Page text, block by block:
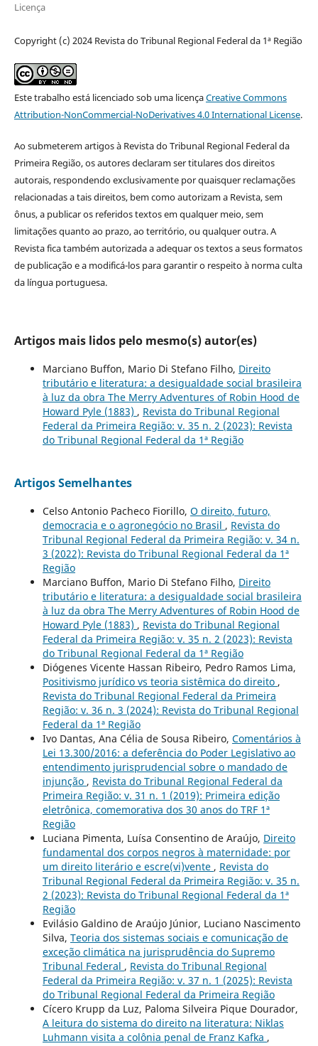
Licença
Copyright (c) 2024 Revista do Tribunal Regional Federal da 1ª Região
Este trabalho está licenciado sob uma licençaCreative Commons
Attribution-NonCommercial-NoDerivatives 4.0 International License.
Ao submeterem artigos à Revista do Tribunal Regional Federal da
Primeira Região, os autores declaram ser titulares dos direitos
autorais, respondendo exclusivamente por quaisquer reclamações
relacionadas a tais direitos, bem como autorizam a Revista, sem
ônus, a publicar os referidos textos em qualquer meio, sem
limitações quanto ao prazo, ao território, ou qualquer outra. A
Revista fica também autorizada a adequar os textos a seus formatos
de publicação e a modificá-los para garantir o respeito à norma culta
da língua portuguesa.
Artigos mais lidos pelo mesmo(s) autor(es)
Marciano Buffon, Mario Di Stefano Filho, Direito
tributário e literatura: a desigualdade social brasileira
à luz da obra The Merry Adventures of Robin Hood de
Howard Pyle (1883) , Revista do Tribunal Regional
Federal da Primeira Região: v. 35 n. 2 (2023): Revista
do Tribunal Regional Federal da 1ª Região
Artigos Semelhantes
Celso Antonio Pacheco Fiorillo, O direito, futuro,
democracia e o agronegócio no Brasil , Revista do
Tribunal Regional Federal da Primeira Região: v. 34 n.
3 (2022): Revista do Tribunal Regional Federal da 1ª
Região
Marciano Buffon, Mario Di Stefano Filho, Direito
tributário e literatura: a desigualdade social brasileira
à luz da obra The Merry Adventures of Robin Hood de
Howard Pyle (1883) , Revista do Tribunal Regional
Federal da Primeira Região: v. 35 n. 2 (2023): Revista
do Tribunal Regional Federal da 1ª Região
Diógenes Vicente Hassan Ribeiro, Pedro Ramos Lima,
Positivismo jurídico vs teoria sistêmica do direito ,
Revista do Tribunal Regional Federal da Primeira
Região: v. 36 n. 3 (2024): Revista do Tribunal Regional
Federal da 1ª Região
Ivo Dantas, Ana Célia de Sousa Ribeiro, Comentários à
Lei 13.300/2016: a deferência do Poder Legislativo ao
entendimento jurisprudencial sobre o mandado de
injunção , Revista do Tribunal Regional Federal da
Primeira Região: v. 31 n. 1 (2019): Primeira edição
eletrônica, comemorativa dos 30 anos do TRF 1ª
Região
Luciana Pimenta, Luísa Consentino de Araújo, Direito
fundamental dos corpos negros à maternidade: por
um direito literário e escre(vi)vente , Revista do
Tribunal Regional Federal da Primeira Região: v. 35 n.
2 (2023): Revista do Tribunal Regional Federal da 1ª
Região
Evilásio Galdino de Araújo Júnior, Luciano Nascimento
Silva, Teoria dos sistemas sociais e comunicação de
exceção climática na jurisprudência do Supremo
Tribunal Federal , Revista do Tribunal Regional
Federal da Primeira Região: v. 37 n. 1 (2025): Revista
do Tribunal Regional Federal da Primeira Região
Cícero Krupp da Luz, Paloma Silveira Pique Dourador,
A leitura do sistema do direito na literatura: Niklas
Luhmann visita a colônia penal de Franz Kafka ,